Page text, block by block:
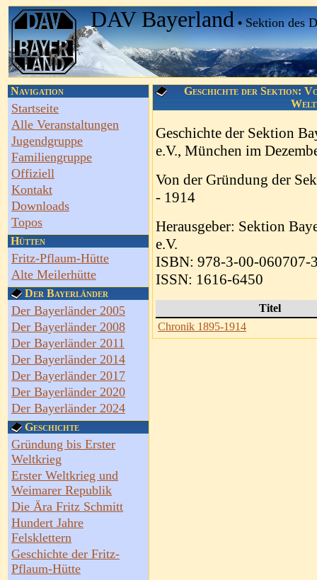
DAV Bayerland • Sektion des
Navigation
Startseite
Alle Veranstaltungen
Jugendgruppe
Familiengruppe
Offiziell
Kontakt
Downloads
Topos
Hütten
Fritz-Pflaum-Hütte
Alte Meilerhütte
Der Bayerländer
Der Bayerländer 2005
Der Bayerländer 2008
Der Bayerländer 2011
Der Bayerländer 2014
Der Bayerländer 2017
Der Bayerländer 2020
Der Bayerländer 2024
Geschichte
Gründung bis Erster
Weltkrieg
Erster Weltkrieg und
Weimarer Republik
Die Ära Fritz Schmitt
Hundert Jahre
Felsklettern
Geschichte der Fritz-
Pflaum-Hütte
Geschichte der Sektion:
Geschichte der Sektion
e.V., München im
Von der Gründung der
- 1914
Herausgeber: Sektion
e.V.
ISBN: 978-3-00-060707-
ISSN: 1616-6450
Titel
Chronik 1895-1914